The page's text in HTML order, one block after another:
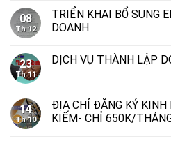
08
Th 12
TRIỂN KHAI BỔ SUNG
DOANH
23
Th 11
DỊCH VỤ THÀNH LẬP
14
Th 10
ĐỊA CHỈ ĐĂNG KÝ KINH
KIẾM- CHỈ 650K/